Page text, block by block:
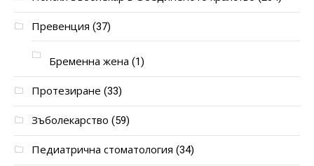
Превенция (37)
Бременна жена (1)
Протезиране (33)
Зъболекарство (59)
Педиатрична стоматология (34)